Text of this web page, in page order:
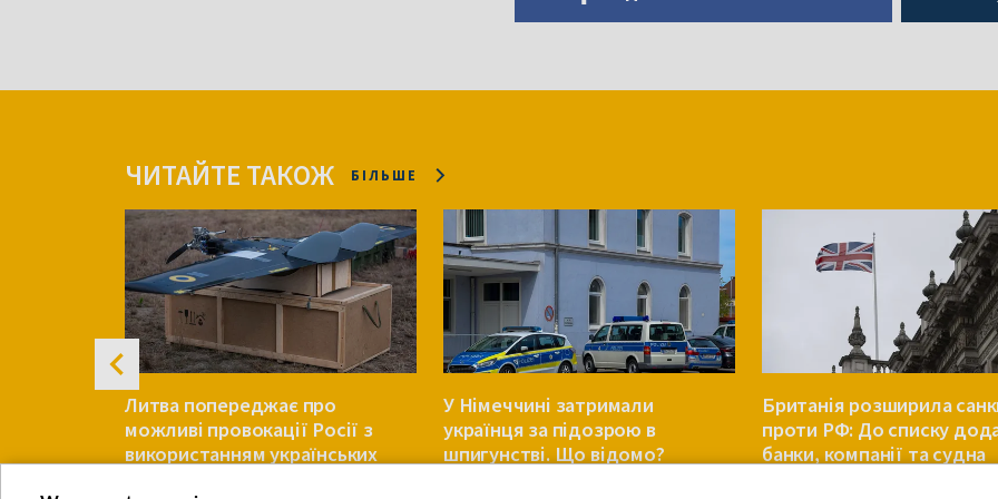
ЧИТАЙТЕ ТАКОЖ БІЛЬШЕ
Литва попереджає про
можливі провокації Росії з
використанням українських
У Німеччині затримали
українця за підозрою в
шпигунстві. Що відомо?
Британія розширила
проти РФ: До списку
банки, компанії та судна